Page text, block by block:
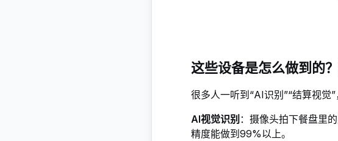
这些设备是怎么做到的
很多人一听到“AI识别”“结算视觉
AI视觉识别 ：摄像头拍下餐盘里
精度能做到99%以上。